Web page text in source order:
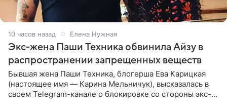
10 часов назад Елена Нужная
Экс-жена Паши Техника обвинила Айзу в
распространении запрещенных веществ
Бывшая жена Паши Техника, блогерша Ева Карицкая
(настоящее имя — Карина Мельничук), высказалась в
своем Telegram-канале о блокировке со стороны экс-